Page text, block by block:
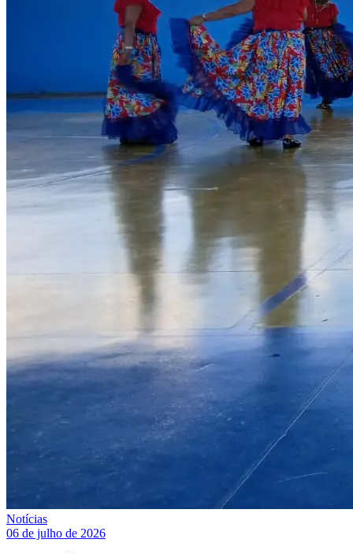
Notícias
06 de julho de 2026